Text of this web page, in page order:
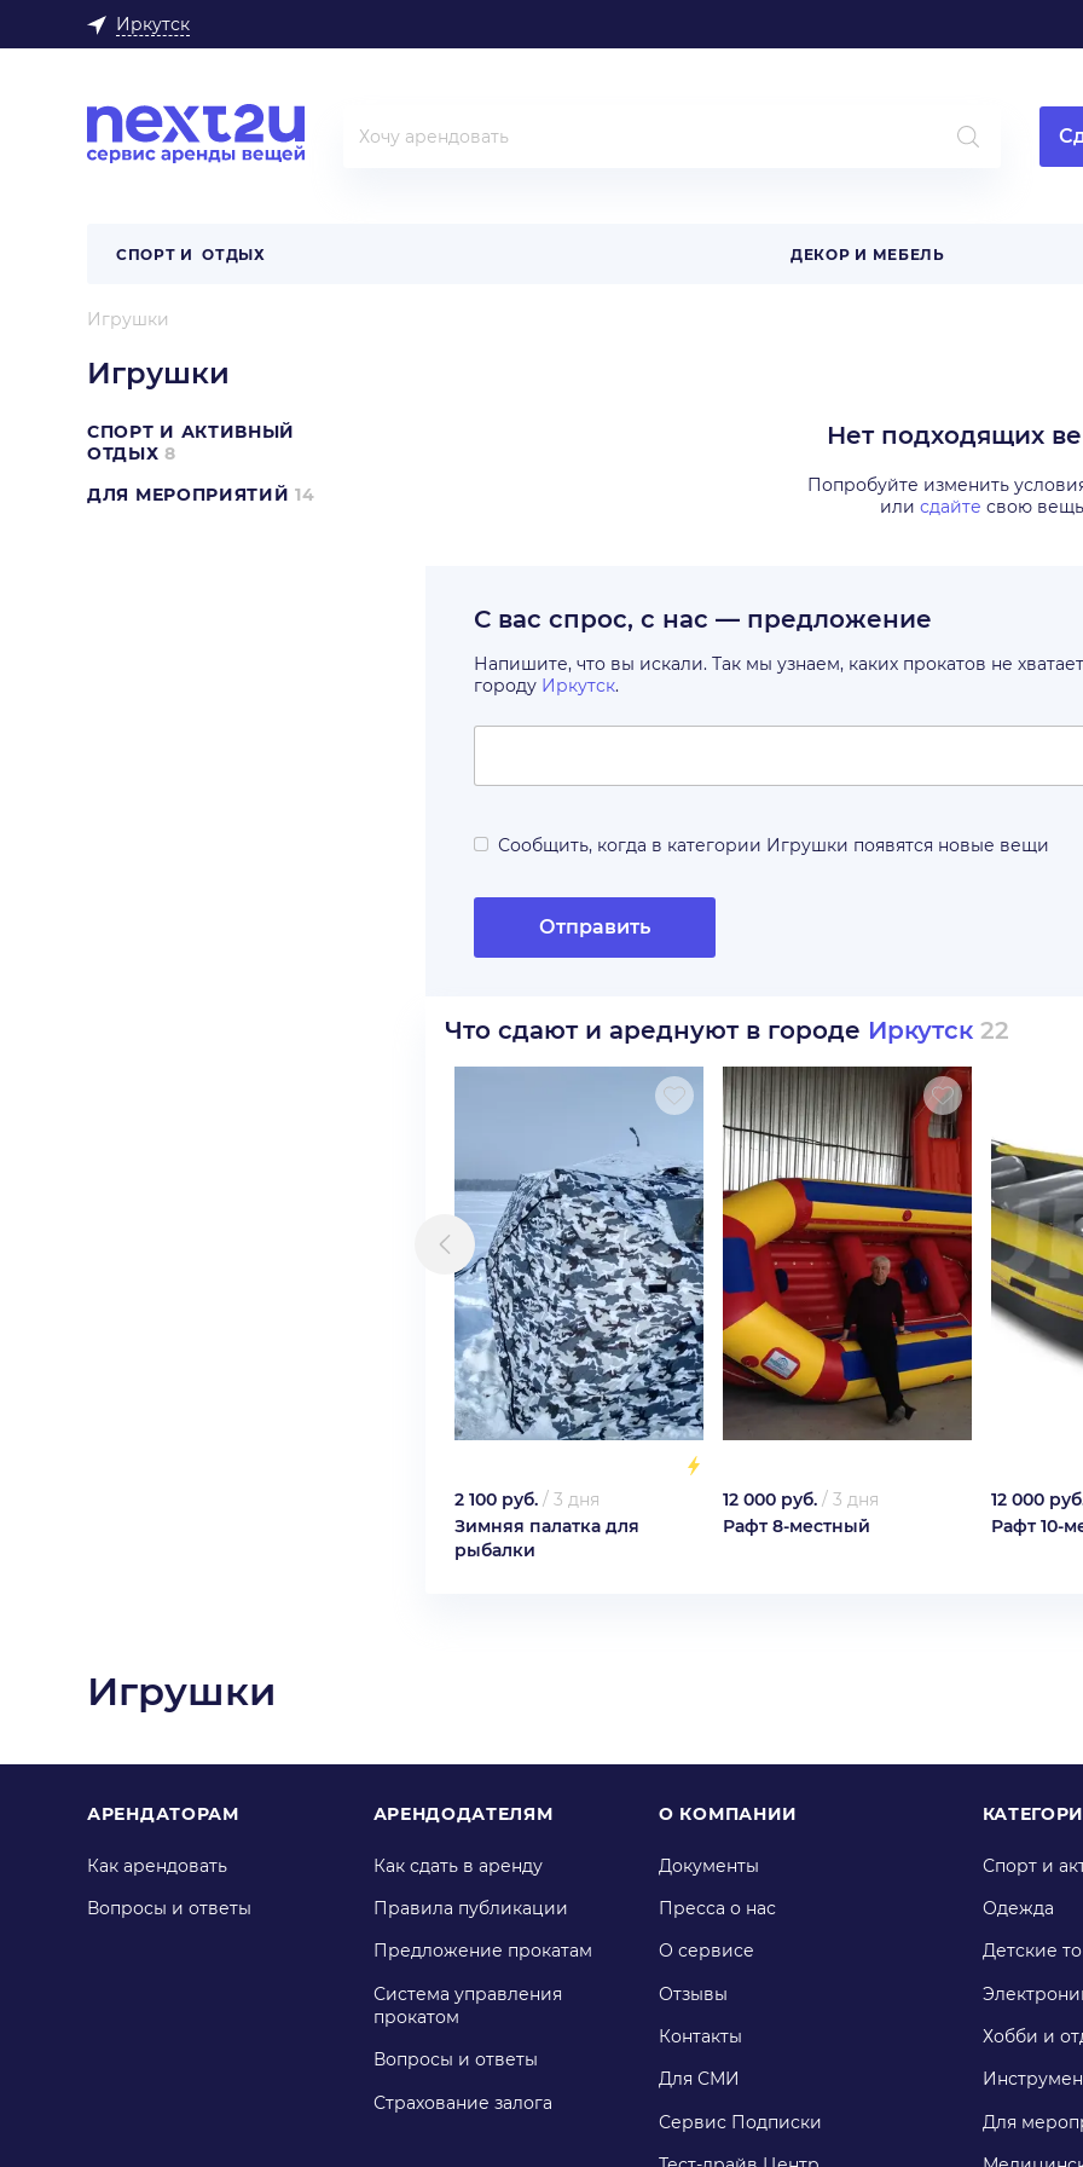
Иркутск
СПОРТ И ОТДЫХ ДЕКОР И МЕБЕЛЬ
Игрушки
Игрушки
СПОРТ И АКТИВНЫЙ
ОТДЫХ 8
ДЛЯ МЕРОПРИЯТИЙ 14
Нет подходящих
Попробуйте изменить
или сдайте свою вещь
С вас спрос, с нас — предложение
Напишите, что вы искали. Так мы узнаем, каких прокатов не хватает
городу Иркутск.
Сообщить, когда в категории Игрушки появятся новые вещи
Отправить
Что сдают и ареднуют в городе Иркутск 22
2 100 руб. / 3 дня
Зимняя палатка для
рыбалки
12 000 руб. / 3 дня
Рафт 8-местный
12 000
Рафт 10-
Игрушки
АРЕНДАТОРАМ
Как арендовать
Вопросы и ответы
АРЕНДОДАТЕЛЯМ
Как сдать в аренду
Правила публикации
Предложение прокатам
Система управления
прокатом
Вопросы и ответы
Страхование залога
О КОМПАНИИ
Документы
Пресса о нас
О сервисе
Отзывы
Контакты
Для СМИ
Сервис Подписки
Спорт и
Одежда
Детские
Хобби и
Для